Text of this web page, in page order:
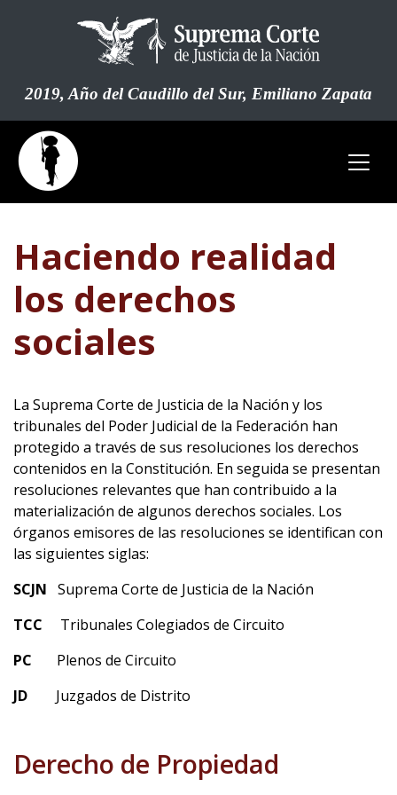
al
contenido
2019, Año del Caudillo del Sur, Emiliano Zapata
Haciendo realidad
los derechos
sociales
La Suprema Corte de Justicia de la Nación y los
tribunales del Poder Judicial de la Federación han
protegido a través de sus resoluciones los derechos
contenidos en la Constitución. En seguida se presentan
resoluciones relevantes que han contribuido a la
materialización de algunos derechos sociales. Los
órganos emisores de las resoluciones se identifican con
las siguientes siglas:
SCJN Suprema Corte de Justicia de la Nación
TCC Tribunales Colegiados de Circuito
PC Plenos de Circuito
JD Juzgados de Distrito
Derecho de Propiedad